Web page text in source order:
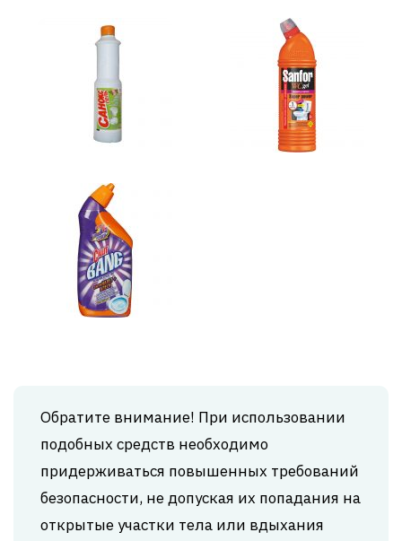
Обратите внимание! При использовании
подобных средств необходимо
придерживаться повышенных требований
безопасности, не допуская их попадания на
открытые участки тела или вдыхания